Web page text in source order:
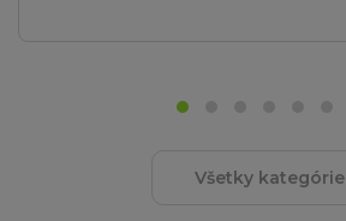
Všetky kategórie